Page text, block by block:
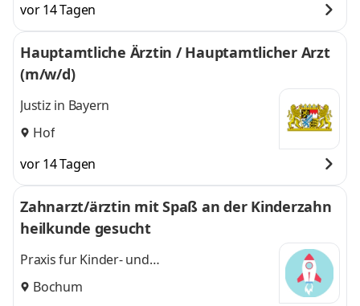
vor 14 Tagen
Hauptamtliche Ärztin / Hauptamtlicher Arzt
(m/w/d)
Justiz in Bayern
Hof
vor 14 Tagen
Zahnarzt/ärztin mit Spaß an der Kinderzahn
heilkunde gesucht
Praxis fur Kinder- und
Jugendzahnheilkunde - Rocketkids
Bochum